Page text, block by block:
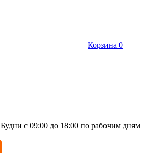
Корзина 0
Будни с 09:00 до 18:00 по рабочим дням